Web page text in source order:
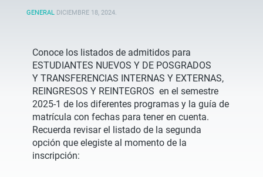
GENERAL DICIEMBRE 18, 2024.
Conoce los listados de admitidos para
ESTUDIANTES NUEVOS Y DE POSGRADOS
Y TRANSFERENCIAS INTERNAS Y EXTERNAS,
REINGRESOS Y REINTEGROS en el semestre
2025-1 de los diferentes programas y la guía de
matrícula con fechas para tener en cuenta.
Recuerda revisar el listado de la segunda
opción que elegiste al momento de la
inscripción: